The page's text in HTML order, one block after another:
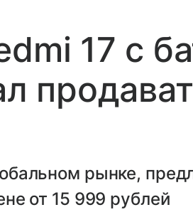
17 с
рынке,
от 15 999 рублей